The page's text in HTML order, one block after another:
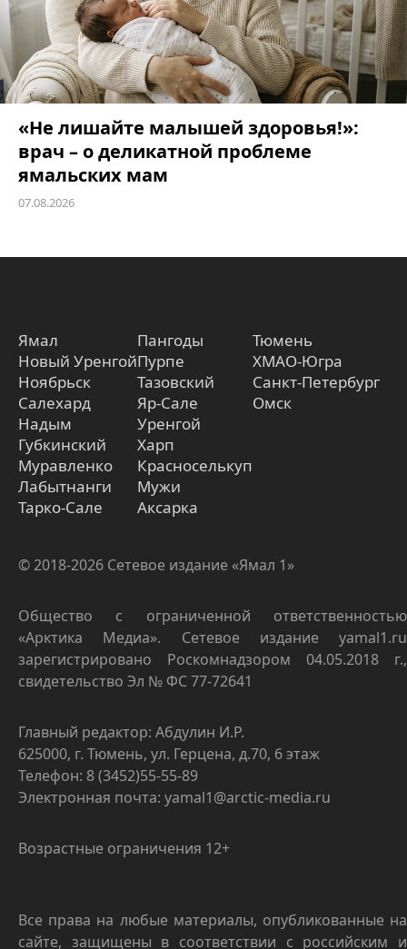
«Не лишайте малышей здоровья!»:
врач – о деликатной проблеме
ямальских мам
07.08.2026
Ямал
Новый Уренгой
Ноябрьск
Салехард
Надым
Губкинский
Муравленко
Лабытнанги
Тарко-Сале
Пангоды
Пурпе
Тазовский
Яр-Сале
Уренгой
Харп
Красноселькуп
Мужи
Аксарка
Тюмень
ХМАО-Югра
Санкт-Петербург
Омск
© 2018-2026 Сетевое издание «Ямал 1»
Общество с ограниченной ответственностью
«Арктика Медиа». Сетевое издание yamal1.ru
зарегистрировано Роскомнадзором 04.05.2018 г.,
свидетельство Эл № ФС 77-72641
Главный редактор: Абдулин И.Р.
625000, г. Тюмень, ул. Герцена, д.70, 6 этаж
Телефон: 8 (3452)55-55-89
Электронная почта: yamal1@arctic-media.ru
Возрастные ограничения 12+
Все права на любые материалы, опубликованные на
сайте, защищены в соответствии с российским и